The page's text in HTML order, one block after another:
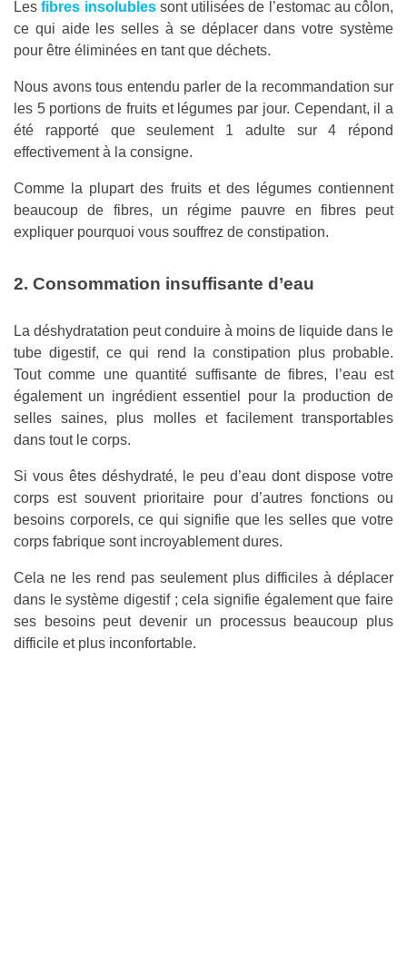
Lesfibres insolublessont utilisées de l’estomac au côlon,
ce qui aide les selles à se déplacer dans votre système
pour être éliminées en tant que déchets.
Nous avons tous entendu parler de la recommandation sur
les 5 portions de fruits et légumes par jour. Cependant, il a
été rapporté que seulement 1 adulte sur 4 répond
effectivement à la consigne.
Comme la plupart des fruits et des légumes contiennent
beaucoup de fibres, un régime pauvre en fibres peut
expliquer pourquoi vous souffrez de constipation.
2. Consommation insuffisante d’eau
La déshydratation peut conduire à moins de liquide dans le
tube digestif, ce qui rend la constipation plus probable.
Tout comme une quantité suffisante de fibres, l’eau est
également un ingrédient essentiel pour la production de
selles saines, plus molles et facilement transportables
dans tout le corps.
Si vous êtes déshydraté, le peu d’eau dont dispose votre
corps est souvent prioritaire pour d’autres fonctions ou
besoins corporels, ce qui signifie que les selles que votre
corps fabrique sont incroyablement dures.
Cela ne les rend pas seulement plus difficiles à déplacer
dans le système digestif ; cela signifie également que faire
ses besoins peut devenir un processus beaucoup plus
difficile et plus inconfortable.